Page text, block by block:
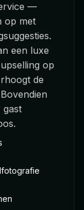
—
op met
een luxe
op
de
gast